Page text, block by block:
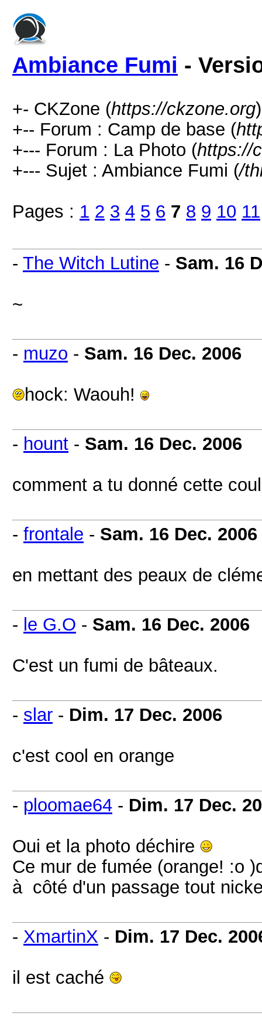
Ambiance Fumi -
+- CKZone (https://ckzone.org)
+-- Forum : Camp de base (
+--- Forum : La Photo (https://
+--- Sujet : Ambiance Fumi (/
Pages : 1 2 3 4 5 6 7 8 9 10 11
- The Witch Lutine - Sam. 16
~
- muzo - Sam. 16 Dec. 2006
hock: Waouh!
- hount - Sam. 16 Dec. 2006
comment a tu donné cette
- frontale - Sam. 16 Dec. 2006
en mettant des peaux de
- le G.O - Sam. 16 Dec. 2006
C'est un fumi de bâteaux.
- slar - Dim. 17 Dec. 2006
c'est cool en orange
- ploomae64 - Dim. 17 Dec.
Oui et la photo déchire
Ce mur de fumée (orange! :o
à côté d'un passage tout
- XmartinX - Dim. 17 Dec.
il est caché